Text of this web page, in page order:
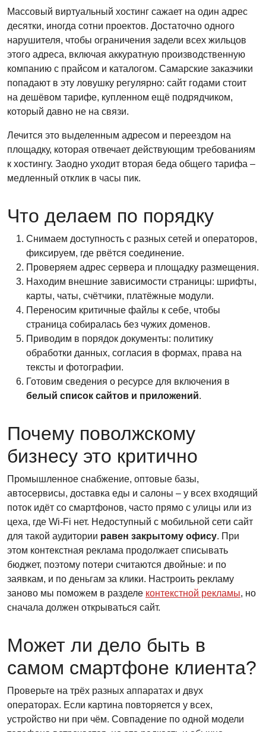
Массовый виртуальный хостинг сажает на один адрес
десятки, иногда сотни проектов. Достаточно одного
нарушителя, чтобы ограничения задели всех жильцов
этого адреса, включая аккуратную производственную
компанию с прайсом и каталогом. Самарские заказчики
попадают в эту ловушку регулярно: сайт годами стоит
на дешёвом тарифе, купленном ещё подрядчиком,
который давно не на связи.
Лечится это выделенным адресом и переездом на
площадку, которая отвечает действующим требованиям
к хостингу. Заодно уходит вторая беда общего тарифа –
медленный отклик в часы пик.
Что делаем по порядку
Снимаем доступность с разных сетей и операторов,
фиксируем, где рвётся соединение.
Проверяем адрес сервера и площадку размещения.
Находим внешние зависимости страницы: шрифты,
карты, чаты, счётчики, платёжные модули.
Переносим критичные файлы к себе, чтобы
страница собиралась без чужих доменов.
Приводим в порядок документы: политику
обработки данных, согласия в формах, права на
тексты и фотографии.
Готовим сведения о ресурсе для включения в
белый список сайтов и приложений.
Почему поволжскому
бизнесу это критично
Промышленное снабжение, оптовые базы,
автосервисы, доставка еды и салоны – у всех входящий
поток идёт со смартфонов, часто прямо с улицы или из
цеха, где Wi-Fi нет. Недоступный с мобильной сети сайт
для такой аудитории равен закрытому офису. При
этом контекстная реклама продолжает списывать
бюджет, поэтому потери считаются двойные: и по
заявкам, и по деньгам за клики. Настроить рекламу
заново мы поможем в разделе контекстной рекламы, но
сначала должен открываться сайт.
Может ли дело быть в
самом смартфоне клиента?
Проверьте на трёх разных аппаратах и двух
операторах. Если картина повторяется у всех,
устройство ни при чём. Совпадение по одной модели